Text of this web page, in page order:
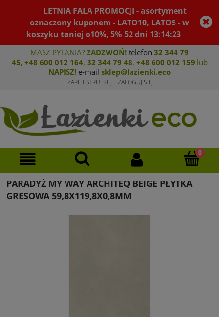
LETNIA FALA PROMOCJI - asortyment
oznaczony kuponem - LATO10, LATO5 - w
koszyku taniej o10%, 5% 52dni 13:14:23
MASZ PYTANIA? ZADZWOŃ! telefon 32 344 79
45, +48 600 012 164, 32 344 79 48, +48 600 012 159 lub
NAPISZ! e-mail sklep@lazienki.eco
ZAREJESTRUJ SIĘ ZALOGUJ SIĘ
PARADYŻ MY WAY ARCHITEQ BEIGE PŁYTKA
GRESOWA 59,8X119,8X0,8MM